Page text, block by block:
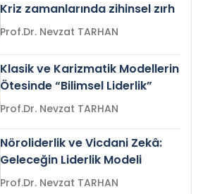
Kriz zamanlarında zihinsel zırh
Prof.Dr. Nevzat TARHAN
Klasik ve Karizmatik Modellerin
Ötesinde “Bilimsel Liderlik”
Prof.Dr. Nevzat TARHAN
Nöroliderlik ve Vicdani Zekâ:
Geleceğin Liderlik Modeli
Prof.Dr. Nevzat TARHAN